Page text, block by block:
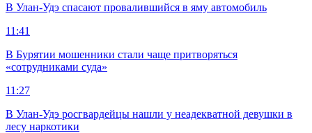
В Улан-Удэ спасают провалившийся в яму автомобиль
11:41
В Бурятии мошенники стали чаще притворяться
«сотрудниками суда»
11:27
В Улан-Удэ росгвардейцы нашли у неадекватной девушки в
лесу наркотики